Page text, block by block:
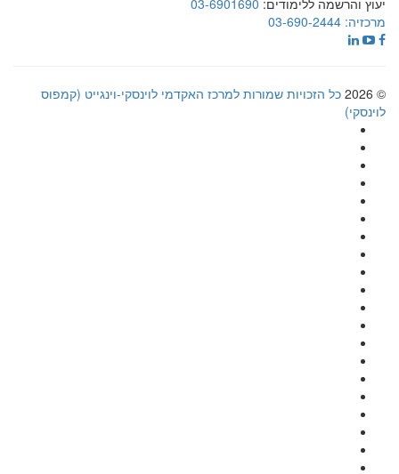
יעוץ והרשמה ללימודים: 03-6901690
מרכזיה: 03-690-2444
© 2026
כל הזכויות שמורות למרכז האקדמי לוינסקי-וינגייט (קמפוס
לוינסקי)